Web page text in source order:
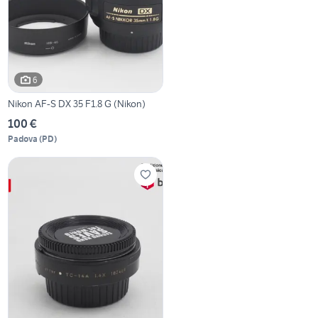
6
Nikon AF-S DX 35 F1.8 G (Nikon)
100 €
Padova (PD)